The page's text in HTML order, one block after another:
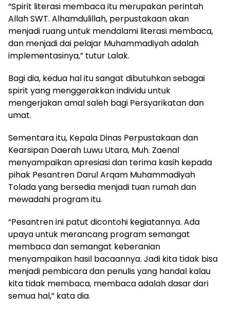
“Spirit literasi membaca itu merupakan perintah
Allah SWT. Alhamdulillah, perpustakaan akan
menjadi ruang untuk mendalami literasi membaca,
dan menjadi dai pelajar Muhammadiyah adalah
implementasinya,” tutur Lalak.
Bagi dia, kedua hal itu sangat dibutuhkan sebagai
spirit yang menggerakkan individu untuk
mengerjakan amal saleh bagi Persyarikatan dan
umat.
Sementara itu, Kepala Dinas Perpustakaan dan
Kearsipan Daerah Luwu Utara, Muh. Zaenal
menyampaikan apresiasi dan terima kasih kepada
pihak Pesantren Darul Arqam Muhammadiyah
Tolada yang bersedia menjadi tuan rumah dan
mewadahi program itu.
“Pesantren ini patut dicontohi kegiatannya. Ada
upaya untuk merancang program semangat
membaca dan semangat keberanian
menyampaikan hasil bacaannya. Jadi kita tidak bisa
menjadi pembicara dan penulis yang handal kalau
kita tidak membaca, membaca adalah dasar dari
semua hal,” kata dia.